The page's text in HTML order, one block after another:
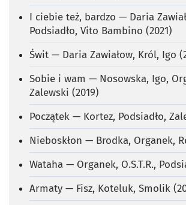
I ciebie też, bardzo — Daria
Podsiadło, Vito Bambino (2021)
Świt — Daria Zawiałow, Król, Igo
Sobie i wam — Nosowska, Igo,
Zalewski (2019)
Początek — Kortez, Podsiadło,
Nieboskłon — Brodka, Organek,
Wataha — Organek, O.S.T.R.,
Armaty — Fisz, Koteluk, Smolik